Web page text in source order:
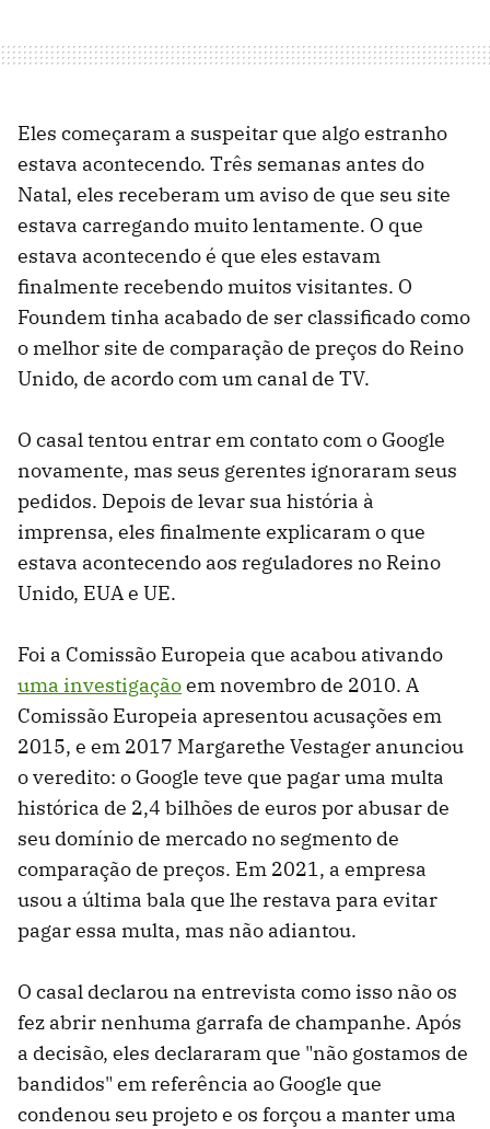
Eles começaram a suspeitar que algo estranho
estava acontecendo. Três semanas antes do
Natal, eles receberam um aviso de que seu site
estava carregando muito lentamente. O que
estava acontecendo é que eles estavam
finalmente recebendo muitos visitantes. O
Foundem tinha acabado de ser classificado como
o melhor site de comparação de preços do Reino
Unido, de acordo com um canal de TV.
O casal tentou entrar em contato com o Google
novamente, mas seus gerentes ignoraram seus
pedidos. Depois de levar sua história à
imprensa, eles finalmente explicaram o que
estava acontecendo aos reguladores no Reino
Unido, EUA e UE.
Foi a Comissão Europeia que acabou ativando
uma investigaçãoem novembro de 2010. A
Comissão Europeia apresentou acusações em
2015, e em 2017 Margarethe Vestager anunciou
o veredito: o Google teve que pagar uma multa
histórica de 2,4 bilhões de euros por abusar de
seu domínio de mercado no segmento de
comparação de preços. Em 2021, a empresa
usou a última bala que lhe restava para evitar
pagar essa multa, mas não adiantou.
O casal declarou na entrevista como isso não os
fez abrir nenhuma garrafa de champanhe. Após
a decisão, eles declararam que "não gostamos de
bandidos" em referência ao Google que
condenou seu projeto e os forçou a manter uma